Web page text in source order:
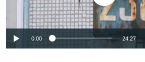
0:00 24:27